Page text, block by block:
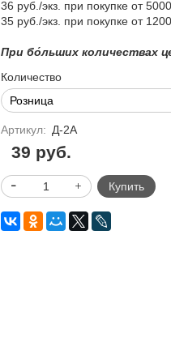
36 руб./экз. при покупке от
35 руб./экз. при покупке от
При бо́льших количествах
Количество
Артикул: Д-2А
39 руб.
Купить